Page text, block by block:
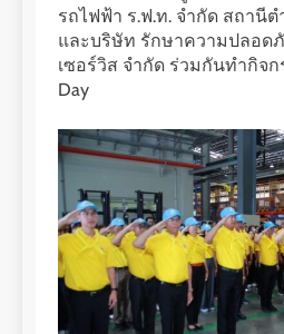
รถไฟฟ้า ร.ฟ.ท. จำกัด สถานี
และบริษัท รักษาความปลอดภั
เซอร์วิส จำกัด ร่วมกันทำกิจก
Day